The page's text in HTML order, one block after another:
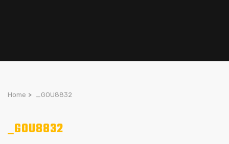
Home > _GOU8832
_GOU8832